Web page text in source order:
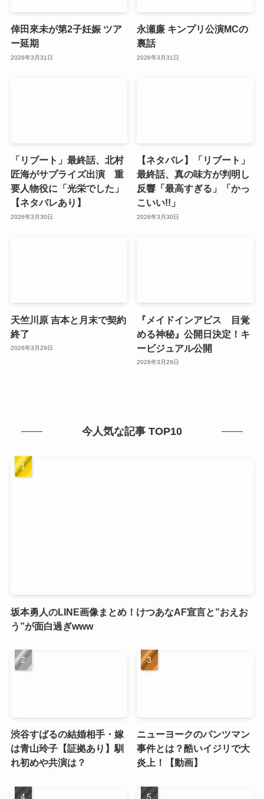
倖田來未が第2子妊娠 ツア
ー延期
2026年3月31日
永瀬廉 キンプリ公演MCの
裏話
2026年3月31日
「リブート」最終話、北村
匠海がサプライズ出演 重
要人物役に「光栄でした」
【ネタバレあり】
2026年3月30日
【ネタバレ】「リブート」
最終話、真の味方が判明し
反響「最高すぎる」「かっ
こいい!!」
2026年3月30日
天竺川原 吉本と月末で契約
終了
2026年3月29日
『メイドインアビス 目覚
める神秘』公開日決定！キ
ービジュアル公開
2026年3月29日
今人気な記事 TOP10
坂本勇人のLINE画像まとめ！けつあなAF宣言と”おえお
う”が面白過ぎwww
渋谷すばるの結婚相手・嫁
は青山玲子【証拠あり】馴
れ初めや共演は？
ニューヨークのパンツマン
事件とは？酷いイジリで大
炎上！【動画】